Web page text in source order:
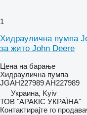
1
Хидраулична пумпа
за жито John Deere
Цена на барање
Хидраулична пумпа
JGAH227989 AH227989
Украина, Kyiv
ТОВ "АРАКІС УКРАЇНА"
Контактирајте го